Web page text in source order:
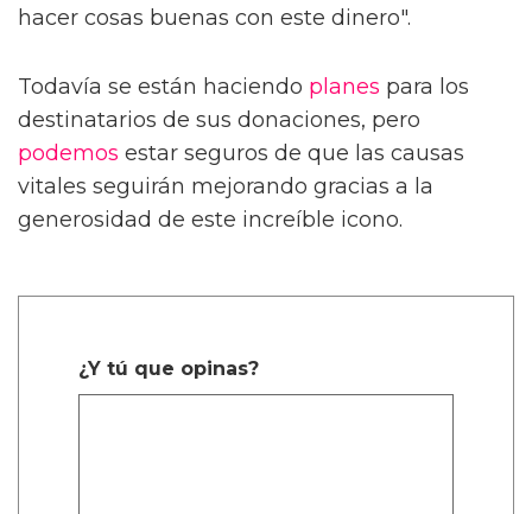
hacer cosas buenas con este dinero".
Todavía se están haciendo planes para los
destinatarios de sus donaciones, pero
podemos estar seguros de que las causas
vitales seguirán mejorando gracias a la
generosidad de este increíble icono.
¿Y tú que opinas?